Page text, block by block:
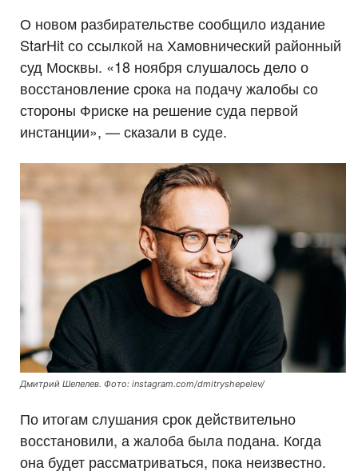
О новом разбирательстве сообщило издание
StarHit со ссылкой на Хамовнический районный
суд Москвы. «18 ноября слушалось дело о
восстановление срока на подачу жалобы со
стороны Фриске на решение суда первой
инстанции», — сказали в суде.
Дмитрий Шепелев. Фото: instagram.com/dmitryshepelev/
По итогам слушания срок действительно
восстановили, а жалоба была подана. Когда
она будет рассматриваться, пока неизвестно.